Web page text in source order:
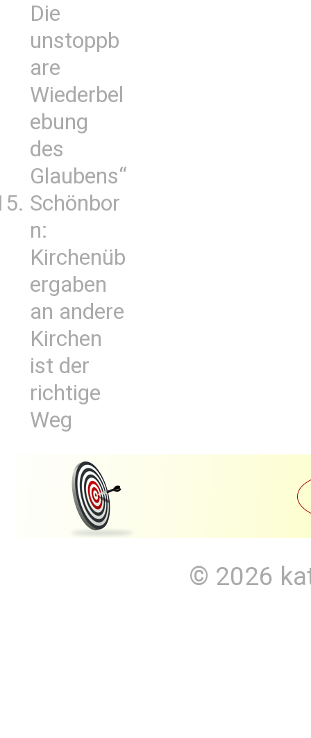
Die
unstoppb
are
Wiederbel
ebung
des
Glaubens“
Schönbor
n:
Kirchenüb
ergaben
an andere
Kirchen
ist der
richtige
Weg
© 2026